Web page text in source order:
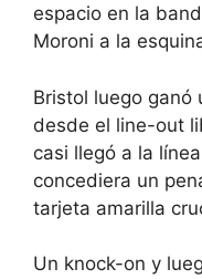
espacio en la
Moroni a la
Bristol luego ganó
desde el line-out
casi llegó a la
concediera un
tarjeta amarilla
Un knock-on y